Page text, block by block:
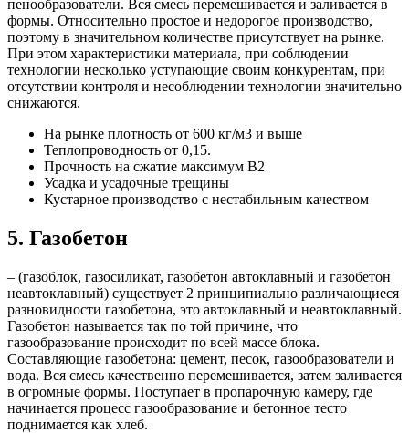
пенообразователи. Вся смесь перемешивается и заливается в
формы. Относительно простое и недорогое производство,
поэтому в значительном количестве присутствует на рынке.
При этом характеристики материала, при соблюдении
технологии несколько уступающие своим конкурентам, при
отсутствии контроля и несоблюдении технологии значительно
снижаются.
На рынке плотность от 600 кг/м3 и выше
Теплопроводность от 0,15.
Прочность на сжатие максимум B2
Усадка и усадочные трещины
Кустарное производство с нестабильным качеством
5. Газобетон
– (газоблок, газосиликат, газобетон автоклавный и газобетон
неавтоклавный) существует 2 принципиально различающиеся
разновидности газобетона, это автоклавный и неавтоклавный.
Газобетон называется так по той причине, что
газообразование происходит по всей массе блока.
Составляющие газобетона: цемент, песок, газообразователи и
вода. Вся смесь качественно перемешивается, затем заливается
в огромные формы. Поступает в пропарочную камеру, где
начинается процесс газообразование и бетонное тесто
поднимается как хлеб.